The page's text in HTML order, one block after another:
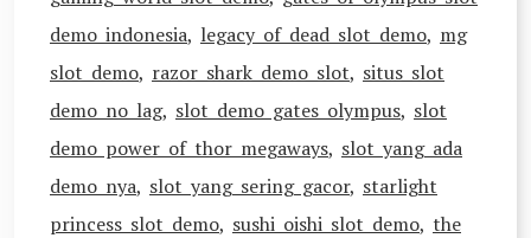
demo indonesia, legacy of dead slot demo, mg
slot demo, razor shark demo slot, situs slot
demo no lag, slot demo gates olympus, slot
demo power of thor megaways, slot yang ada
demo nya, slot yang sering gacor, starlight
princess slot demo, sushi oishi slot demo, the